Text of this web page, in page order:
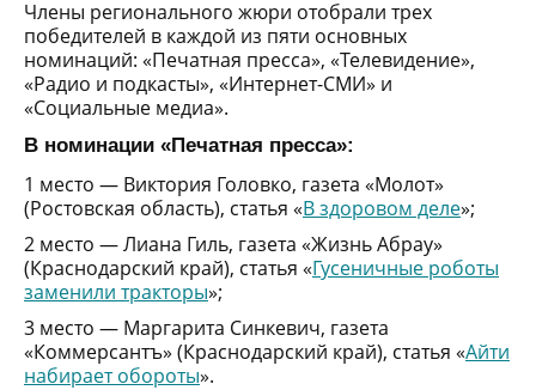
Члены регионального жюри отобрали трех
победителей в каждой из пяти основных
номинаций: «Печатная пресса», «Телевидение»,
«Радио и подкасты», «Интернет-СМИ» и
«Социальные медиа».
В номинации «Печатная пресса»:
1 место — Виктория Головко, газета «Молот»
(Ростовская область), статья «В здоровом деле»;
2 место — Лиана Гиль, газета «Жизнь Абрау»
(Краснодарский край), статья «Гусеничные роботы
заменили тракторы»;
3 место — Маргарита Синкевич, газета
«Коммерсантъ» (Краснодарский край), статья «Айти
набирает обороты».